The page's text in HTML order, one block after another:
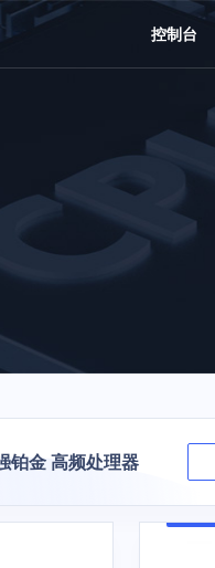
控制台
铂金 高频处理器